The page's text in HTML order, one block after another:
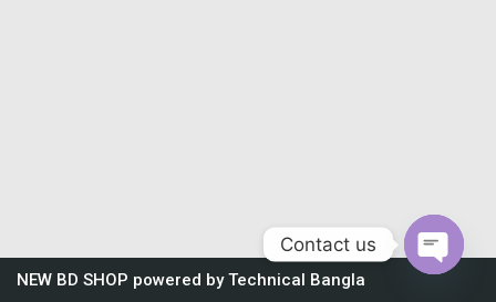
NEW BD SHOP powered byTechnical Bangla
Contact us